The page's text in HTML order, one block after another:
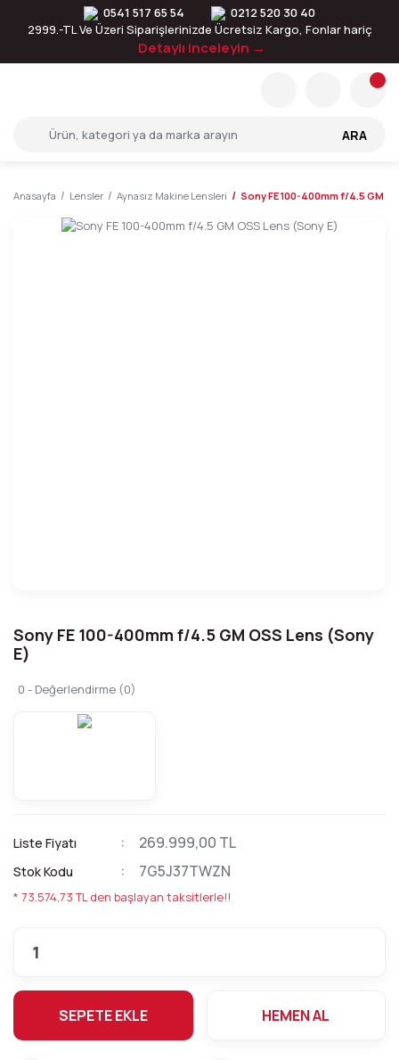
0541 517 65 54
0212 520 30 40
2999.-TL Ve Üzeri Siparişlerinizde Ücretsiz Kargo, Fonlar hariç
Detaylı inceleyin →
ARA
Anasayfa Lensler Aynasız Makine Lensleri Sony FE 100-400mm f/4.5 GM
Sony FE 100-400mm f/4.5 GM OSS Lens (Sony
E)
0 - Değerlendirme (0)
Liste Fiyatı 269.999,00 TL
Stok Kodu 7G5J37TWZN
* 73.574,73 TL den başlayan taksitlerle!!
SEPETE EKLE HEMEN AL